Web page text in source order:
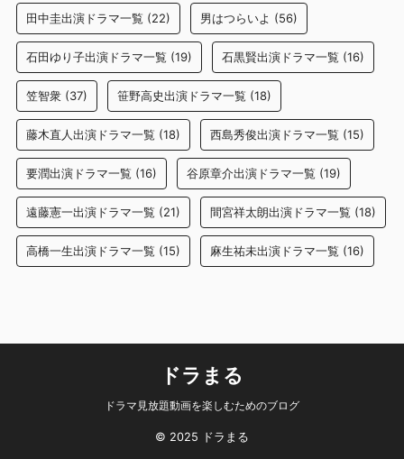
田中圭出演ドラマ一覧 (22) 男はつらいよ (56)
石田ゆり子出演ドラマ一覧 (19) 石黒賢出演ドラマ一覧 (16)
笠智衆 (37) 笹野高史出演ドラマ一覧 (18)
藤木直人出演ドラマ一覧 (18) 西島秀俊出演ドラマ一覧 (15)
要潤出演ドラマ一覧 (16) 谷原章介出演ドラマ一覧 (19)
遠藤憲一出演ドラマ一覧 (21) 間宮祥太朗出演ドラマ一覧 (18)
高橋一生出演ドラマ一覧 (15) 麻生祐未出演ドラマ一覧 (16)
ドラまる
ドラマ見放題動画を楽しむためのブログ
© 2025 ドラまる